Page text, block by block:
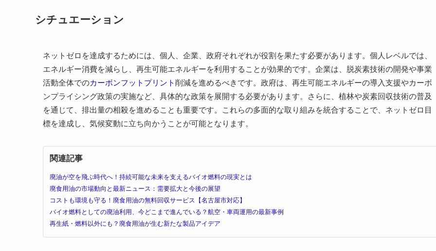
シチュエーション
ネットゼロを達成するためには、個人、企業、政府それぞれが役割を果たす必要があります。個人レベルでは、
エネルギー消費を減らし、再生可能エネルギーを利用することが効果的です。企業は、脱炭素技術の開発や事業
活動全体でのカーボンフットプリント 削減を進めるべきです。政府は、再生可能エネルギーの導入支援やカーボ
ンプライシング政策の実施など、具体的な政策を展開する必要があります。さらに、植林や炭素回収技術の普及
を通じて、排出量の相殺を進めることも重要です。これらの多面的な取り組みを統合することで、ネットゼロ目
標を達成し、気候変動に立ち向かうことが可能となります。
関連記事
廃油が空を飛ぶ時代へ！持続可能な未来を支えるバイオ燃料の現実とは
廃食用油の市場動向と最新ニュース：需要拡大と今後の展望
コストも環境も守る！廃食用油の無料回収サービス【名古屋市対応】
バイオ燃料としての廃油利用、今どこまで進んでいる？航空・車両運用の最新事例
再生紙・燃料以外にも？廃食用油が生む新たな製品アイデア